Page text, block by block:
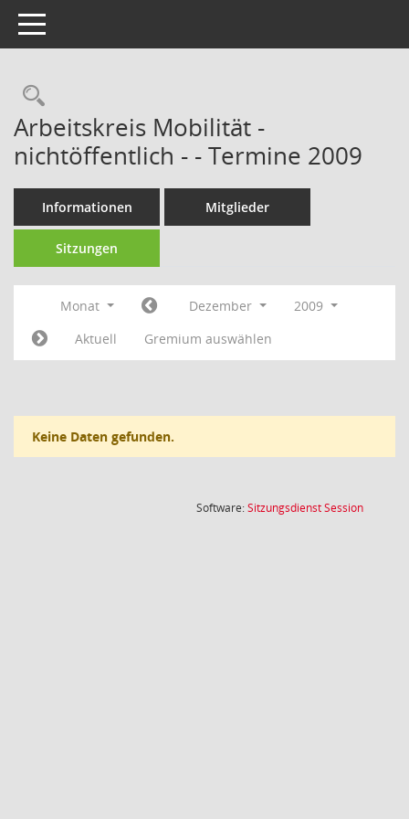
Toggle navigation
Rechercheauswahl
Arbeitskreis Mobilität -
nichtöffentlich - - Termine 2009
Informationen Mitglieder
Sitzungen
Monat Dezember
2009
Aktuell
Gremium auswählen
Keine Daten gefunden.
Software:SitzungsdienstSession(Wird in